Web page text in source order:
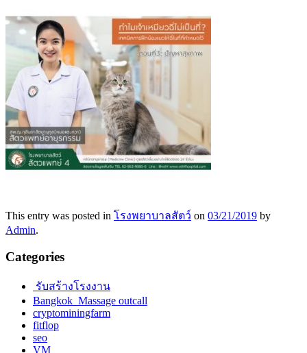
This entry was posted in โรงพยาบาลสัตว์ on 03/21/2019 by
Admin.
Categories
รับสร้างโรงงาน
Bangkok Massage outcall
cryptominingfarm
fitflop
seo
VM